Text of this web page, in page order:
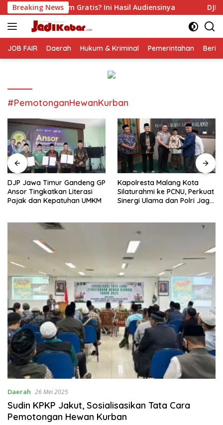
Langsung
ke
konten
Breaking News
Ini Hasil Audiensinya DJP Jawa Timur
JOB FAIR Daerah Hukum & Kriminal Pemerintahan
#PemotonganHewanKurban
DJP Jawa Timur Gandeng GP
Ansor Tingkatkan Literasi
Pajak dan Kepatuhan UMKM
Kapolresta Malang Kota
Silaturahmi ke PCNU, Perkuat
Sinergi Ulama dan Polri Jaga
Daerah 26 Mei 2025
Sudin KPKP Jakut, Sosialisasikan Tata Cara
Pemotongan Hewan Kurban